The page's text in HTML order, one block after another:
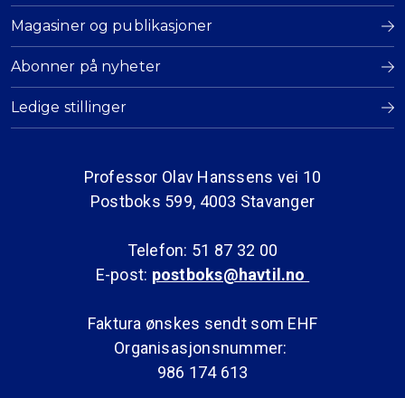
Magasiner og publikasjoner
Abonner på nyheter
Ledige stillinger
Professor Olav Hanssens vei 10
Postboks 599, 4003 Stavanger
Telefon: 51 87 32 00
E-post: postboks@havtil.no
Faktura ønskes sendt som EHF
Organisasjonsnummer:
986 174 613